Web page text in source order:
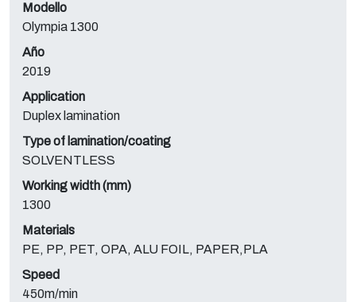
Modello
Olympia 1300
Año
2019
Application
Duplex lamination
Type of lamination/coating
SOLVENTLESS
Working width (mm)
1300
Materials
PE, PP, PET, OPA, ALU FOIL, PAPER,PLA
Speed
450m/min